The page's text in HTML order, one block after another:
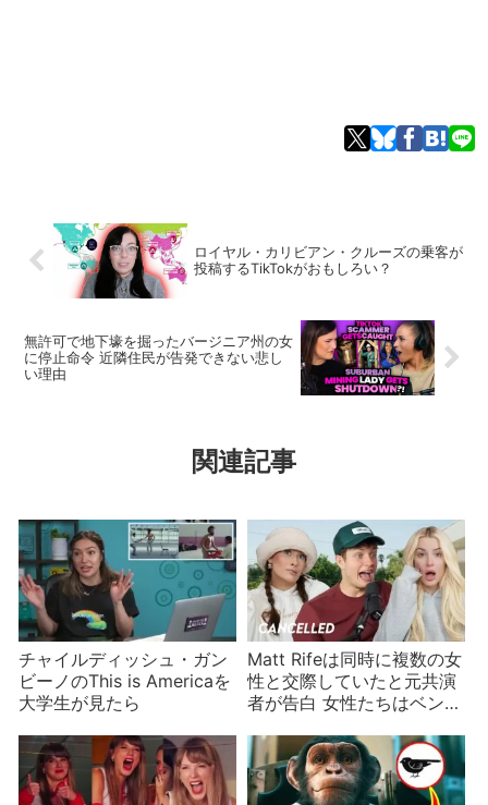
ロイヤル・カリビアン・クルーズの乗客が
投稿するTikTokがおもしろい？
無許可で地下壕を掘ったバージニア州の女
に停止命令 近隣住民が告発できない悲し
い理由
関連記事
チャイルディッシュ・ガン
ビーノのThis is Americaを
大学生が見たら
Matt Rifeは同時に複数の女
性と交際していたと元共演
者が告白 女性たちはベン図